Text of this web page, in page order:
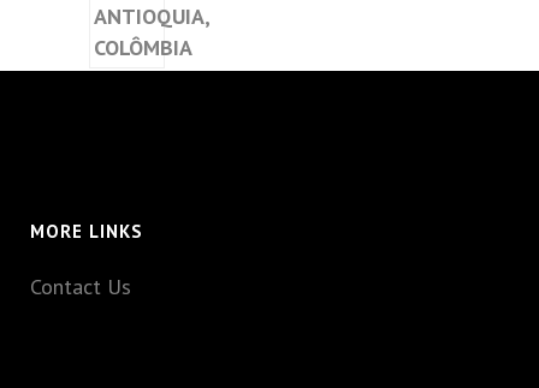
MORE LINKS
Contact Us